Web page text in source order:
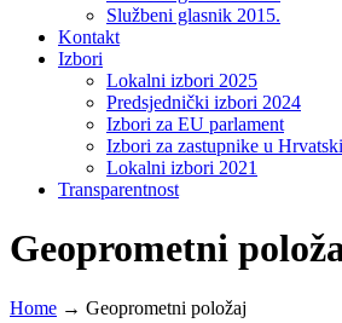
Službeni glasnik 2015.
Kontakt
Izbori
Lokalni izbori 2025
Predsjednički izbori 2024
Izbori za EU parlament
Izbori za zastupnike u
Lokalni izbori 2021
Transparentnost
Geoprometni
Home → Geoprometni položaj